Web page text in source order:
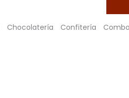
Chocolatería Confitería